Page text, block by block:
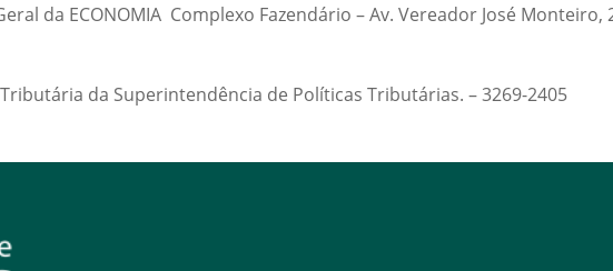
da ECONOMIA Complexo Fazendário – Av. Vereador José Monteiro,
da Superintendência de Políticas Tributárias. – 3269-2405